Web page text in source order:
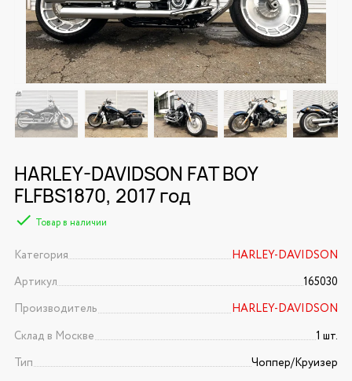
HARLEY-DAVIDSON FAT BOY
FLFBS1870, 2017 год
Товар в наличии
Категория
HARLEY-DAVIDSON
Артикул
165030
Производитель
HARLEY-DAVIDSON
Склад в Москве
1 шт.
Тип
Чоппер/Круизер